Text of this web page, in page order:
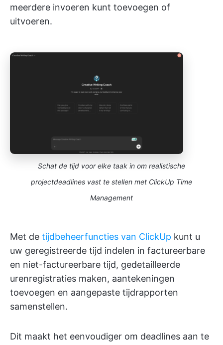
meerdere invoeren kunt toevoegen of
uitvoeren.
Schat de tijd voor elke taak in om realistische
projectdeadlines vast te stellen met ClickUp Time
Management
Met de tijdbeheerfuncties van ClickUp kunt u
uw geregistreerde tijd indelen in factureerbare
en niet-factureerbare tijd, gedetailleerde
urenregistraties maken, aantekeningen
toevoegen en aangepaste tijdrapporten
samenstellen.
Dit maakt het eenvoudiger om deadlines aan te